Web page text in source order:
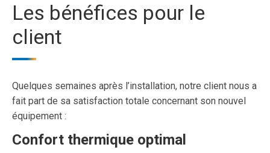
Les bénéfices pour le
client
Quelques semaines après l’installation, notre client nous a
fait part de sa satisfaction totale concernant son nouvel
équipement :
Confort thermique optimal